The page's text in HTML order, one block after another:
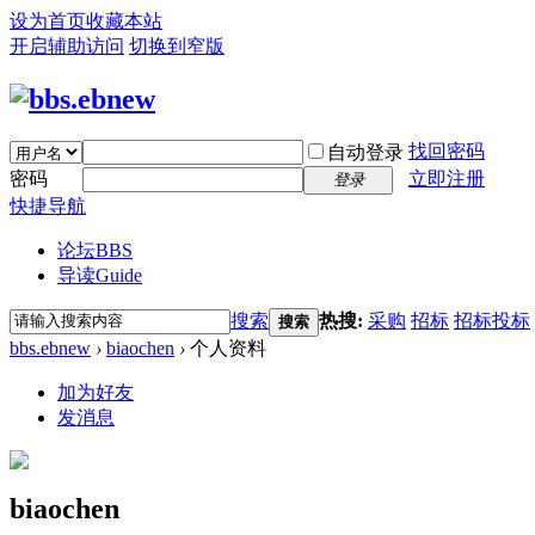
设为首页收藏本站
开启辅助访问 切换到窄版
自动登录 找回密码
密码
登录
立即注册
快捷导航
论坛BBS
导读Guide
搜索 搜索 热搜: 采购 招标 招标投标
bbs.ebnew › biaochen › 个人资料
加为好友
发消息
biaochen